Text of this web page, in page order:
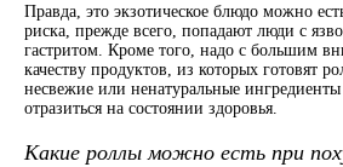
Правда, это экзотическое блюдо можно
риска, прежде всего, попадают люди с
гастритом. Кроме того, надо с большим
качеству продуктов, из которых готовят
несвежие или ненатуральные
отразиться на состоянии здоровья.
Какие роллы можно есть при